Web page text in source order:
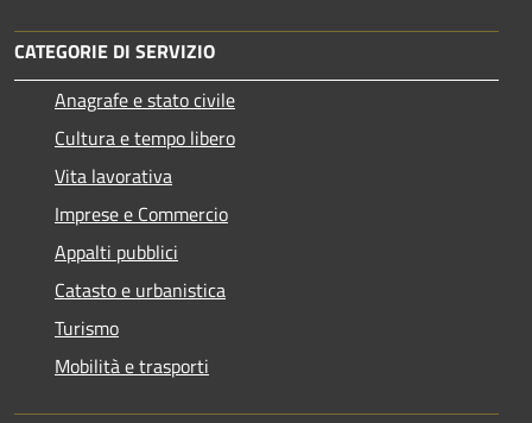
CATEGORIE DI SERVIZIO
Anagrafe e stato civile
Cultura e tempo libero
Vita lavorativa
Imprese e Commercio
Appalti pubblici
Catasto e urbanistica
Turismo
Mobilità e trasporti